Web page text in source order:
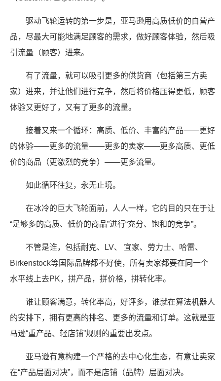
驱动飞轮运转的第一步是，亚马逊用高质低价的自营产
品，尽最大可能地满足顾客的需求，做好顾客体验，然后吸
引流量（顾客）进来。
有了流量，就可以吸引更多的供货商（包括第三方卖
家）进来，并让他们进行竞争，然后将价格压得更低，顾客
体验又更好了，又有了更多的流量。
接着又来一个循环：高质、低价、丰富的产品——更好
的体验——更多的流量——更多的卖家——更多高质、更低
价的商品（更激烈的竞争）——更多流量。
如此循环往复，永无止境。
在冰冷的巨大飞轮面前，人人一样，它的目的只在于让
“足够多的高质、低价的商品”进行“充分、饱和的竞争”。
不管是谁，包括耐克、LV、 宜家、劳力士、哈雷、
Birkenstock等国际品牌都不好使，所有卖家都要在同一个
水平线上去PK，拼产品，拼价格，拼转化率。
谁让顾客满意，转化率高，好评多，谁就在算法机器人
的安排下，拥有更高的排名、更多的流量和订单。这就是亚
马逊“重产品、轻店铺”规则的重要出发点。
亚马逊有意构建一个严格的去中心化生态，有意让卖家
在“产品层面对决”，而不是店铺（品牌）层面对决。